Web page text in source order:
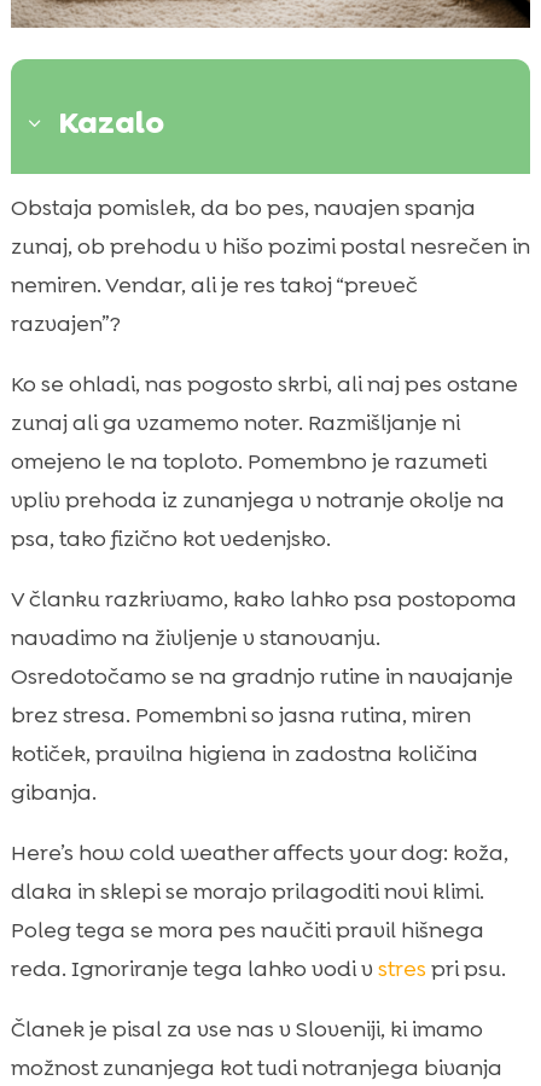
3 Kazalo
 Zakaj je prehod iz zunanjega na notranje
bivanje pozimi pomemben
 Kako prepoznamo, ali je naš pes
in notranjim okoljem
Priprava notranjega prostora: topel
obiskov do polnega bivanja

Rutina sprehodov in izločanja, ko pes začne
udobje brez pregrevanja
Higiena po sprehodu: mokre tace, sol na
cestah in zaščita kože
 Kako preprečimo vedenjske težave v
notranjem okolju
družinskimi člani
 Prehrana pozimi: energijske potrebe, teža
in prebava pri prehodu v notranjost

CricksyDog kot podpora pri zimskem
Zdravje in preventiva: kdaj potrebujemo
veterinarja
Obstaja pomislek, da bo pes, navajen spanja
zunaj, ob prehodu v hišo pozimi postal nesrečen in
nemiren. Vendar, ali je res takoj “preveč
razvajen”?
Ko se ohladi, nas pogosto skrbi, ali naj pes ostane
zunaj ali ga vzamemo noter. Razmišljanje ni
omejeno le na toploto. Pomembno je razumeti
vpliv prehoda iz zunanjega v notranje okolje na
psa, tako fizično kot vedenjsko.
V članku razkrivamo, kako lahko psa postopoma
navadimo na življenje v stanovanju.
Osredotočamo se na gradnjo rutine in navajanje
brez stresa. Pomembni so jasna rutina, miren
kotiček, pravilna higiena in zadostna količina
gibanja.
Here’s how cold weather affects your dog: koža,
dlaka in sklepi se morajo prilagoditi novi klimi.
Poleg tega se mora pes naučiti pravil hišnega
reda. Ignoriranje tega lahko vodi v stres pri psu.
Članek je pisal za vse nas v Sloveniji, ki imamo
možnost zunanjega kot tudi notranjega bivanja